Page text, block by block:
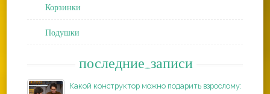
Корзинки
Подушки
последние_записи
Какой конструктор можно подарить взрослому: